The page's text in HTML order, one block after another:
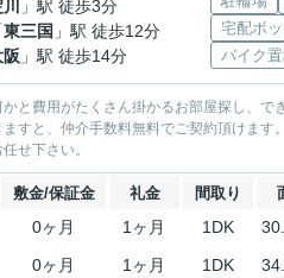
」駅 徒歩3分
東三国 」駅 徒歩12分
阪 」駅 徒歩14分
宅配ボ
バイク
と費用がたくさん掛かるお部屋探し、で
すと、仲介手数料無料でご契約頂けま
せ下さい。
敷金/保証金 礼金 間取り
0ヶ月 1ヶ月 1DK
0ヶ月 1ヶ月 1DK